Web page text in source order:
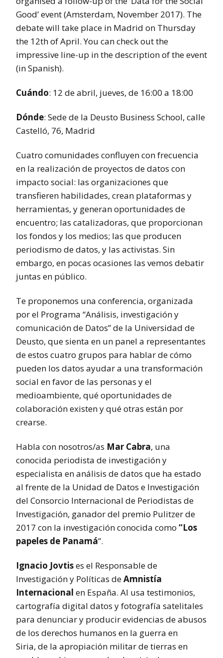
Good’ event (Amsterdam, November 2017). The
debate will take place in Madrid on Thursday
the 12th of April. You can check out the
impressive line-up in the description of the event
(in Spanish).
Cuándo: 12 de abril, jueves, de 16:00 a 18:00
Dónde: Sede de la Deusto Business School, calle
Castelló, 76, Madrid
Cuatro comunidades confluyen con frecuencia
en la realización de proyectos de datos con
impacto social: las organizaciones que
transfieren habilidades, crean plataformas y
herramientas, y generan oportunidades de
encuentro; las catalizadoras, que proporcionan
los fondos y los medios; las que producen
periodismo de datos, y las activistas. Sin
embargo, en pocas ocasiones las vemos debatir
juntas en público.
Te proponemos una conferencia, organizada
por el Programa “Análisis, investigación y
comunicación de Datos” de la Universidad de
Deusto, que sienta en un panel a representantes
de estos cuatro grupos para hablar de cómo
pueden los datos ayudar a una transformación
social en favor de las personas y el
medioambiente, qué oportunidades de
colaboración existen y qué otras están por
crearse.
Habla con nosotros/as Mar Cabra, una
conocida periodista de investigación y
especialista en análisis de datos que ha estado
al frente de la Unidad de Datos e Investigación
del Consorcio Internacional de Periodistas de
Investigación, ganador del premio Pulitzer de
2017 con la investigación conocida como “Los
papeles de Panamá”.
Ignacio Jovtises el Responsable de
Investigación y Políticas deAmnistía
Internacional en España. AI usa testimonios,
cartografía digital datos y fotografía satelitales
para denunciar y producir evidencias de abusos
de los derechos humanos en la guerra en
Siria, de la apropiación militar de tierras en